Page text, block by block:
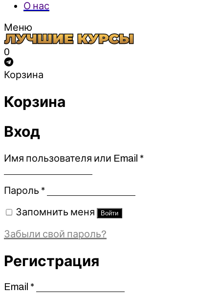
О нас
Меню
0
Корзина
Корзина
Вход
Имя пользователя или Email *Обязательно
Пароль *Обязательно
Запомнить меня Войти
Забыли свой пароль?
Регистрация
Email *Обязательно